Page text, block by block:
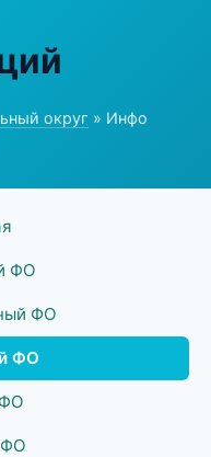
округ » Инфо
ФО
ФО
ФО
ФО